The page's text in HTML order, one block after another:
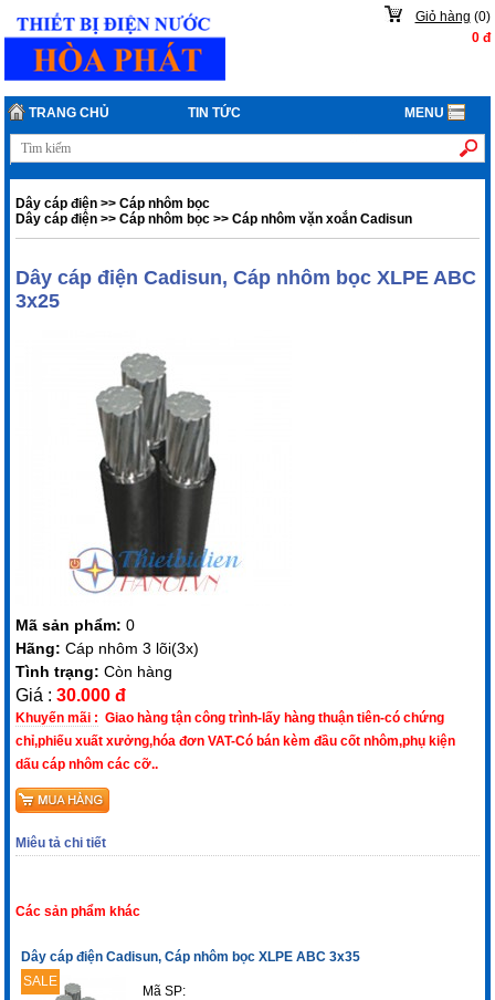
Giỏ hàng (0)
0đ
TRANG CHỦ TIN TỨC MENU
Dây cáp điện >>Cáp nhôm bọc
Dây cáp điện >>Cáp nhôm bọc >>Cáp nhôm vặn xoắn Cadisun
Dây cáp điện Cadisun, Cáp nhôm bọc XLPE ABC
3x25
Mã sản phẩm:0
Hãng:Cáp nhôm 3 lõi(3x)
Tình trạng:Còn hàng
Giá :30.000 đ
Khuyến mãi : Giao hàng tận công trình-lấy hàng thuận tiên-có chứng
chỉ,phiếu xuất xưởng,hóa đơn VAT-Có bán kèm đầu cốt nhôm,phụ kiện
dấu cáp nhôm các cỡ..
Miêu tả chi tiết
Các sản phẩm khác
Dây cáp điện Cadisun, Cáp nhôm bọc XLPE ABC 3x35
SALE
Mã SP: